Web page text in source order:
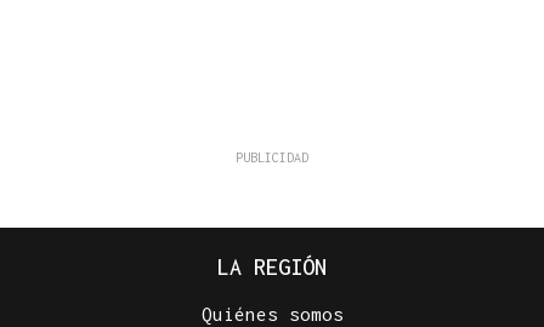
LA REGIÓN
Quiénes somos